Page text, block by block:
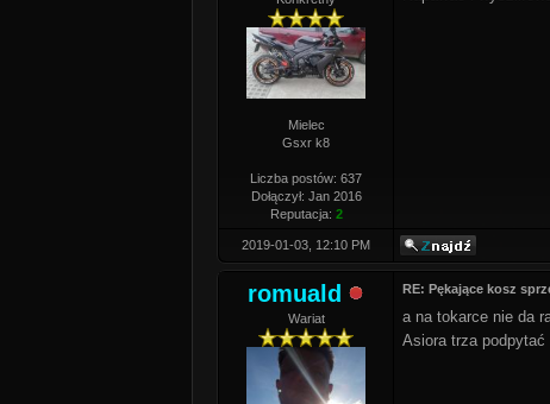
Mielec
Gsxr k8
Liczba postów: 637
Dołączył: Jan 2016
Reputacja: 2
2019-01-03, 12:10 PM
romuald
Wariat
RE: Pękające kosz
a na tokarce nie da
Asiora trza podpytać